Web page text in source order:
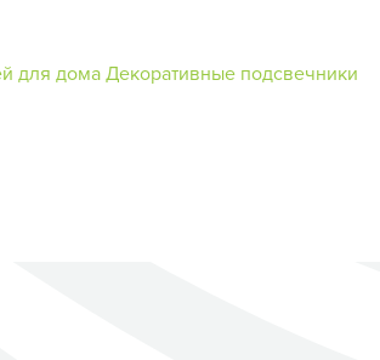
для домаДекоративные подсвечники